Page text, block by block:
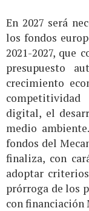
En 2027 será
los fondos
2021-2027, que
presupuesto
crecimiento
digital, el
medio
fondos del
finaliza, con
adoptar
prórroga de los
con financiación